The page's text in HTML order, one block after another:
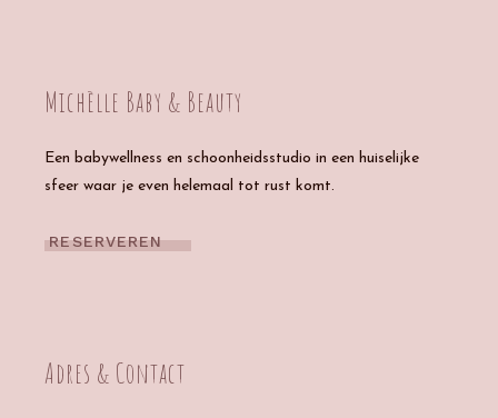
Michèlle Baby & Beauty
Een babywellness en schoonheidsstudio in een huiselijke
sfeer waar je even helemaal tot rust komt.
RESERVEREN
Adres & Contact